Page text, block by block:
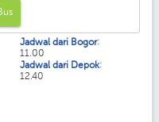
Jadwal dari Bogor:
11.00
Jadwal dari Depok:
12.40